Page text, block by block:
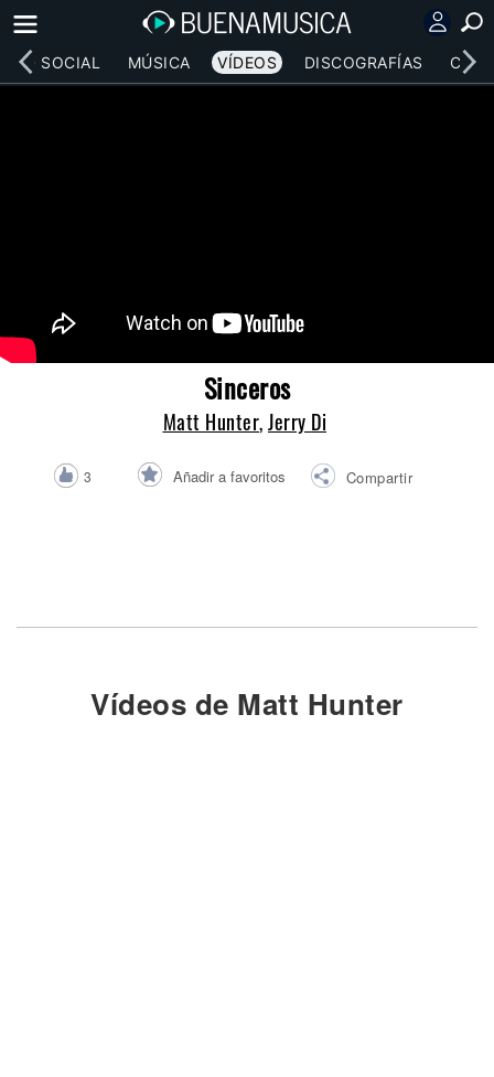
RED SOCIAL MÚSICA VÍDEOS DISCOGRAFÍAS
Sinceros
Matt Hunter,Jerry Di
3 Añadir a favoritos Compartir
Vídeos de Matt Hunter